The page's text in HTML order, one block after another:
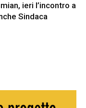
ieri l’incontro a
Sindaca